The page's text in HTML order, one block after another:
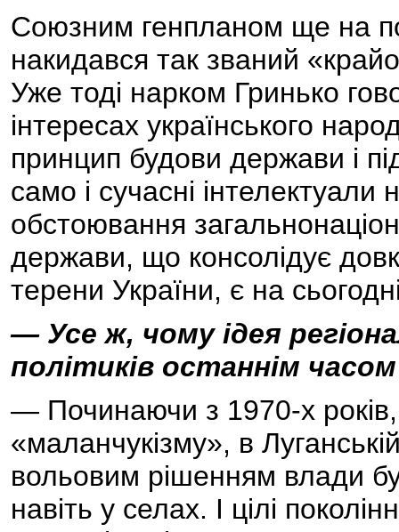
Союзним генпланом ще на
накидався так званий
Уже тоді нарком Гринько
інтересах українського
принцип будови держави і
само і сучасні
обстоювання
держави, що консолідує
терени України, є на
— Усе ж, чому ідея
політиків останнім
— Починаючи з 1970-х років,
«маланчукізму», в
вольовим рішенням влади
навіть у селах. І цілі